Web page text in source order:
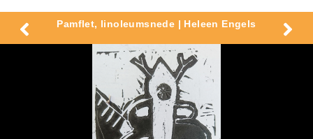
Pamflet, linoleumsnede | Heleen Engels